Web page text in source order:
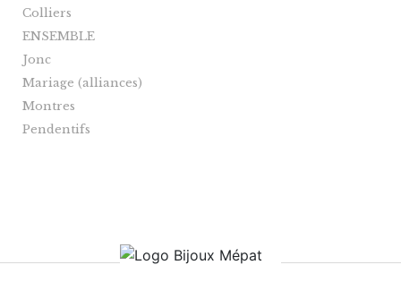
Colliers
ENSEMBLE
Jonc
Mariage (alliances)
Montres
Pendentifs